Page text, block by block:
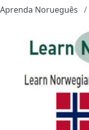
Aprenda Norueguês